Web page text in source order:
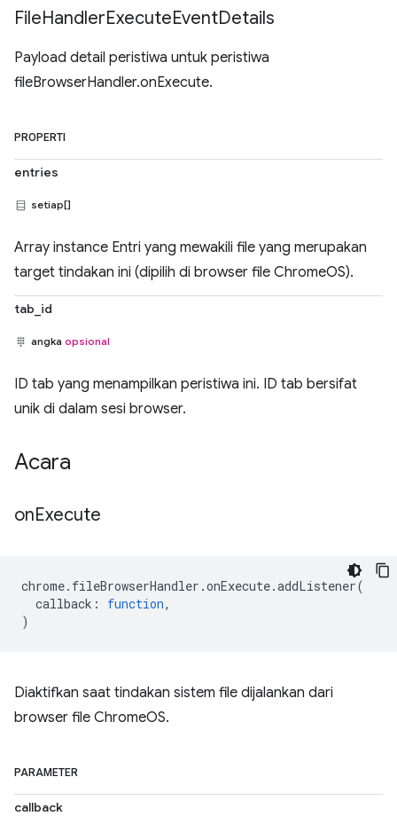
FileHandlerExecuteEventDetails
Payload detail peristiwa untuk peristiwa
fileBrowserHandler.onExecute.
PROPERTI
entries
setiap[]
Array instance Entri yang mewakili file yang merupakan
target tindakan ini (dipilih di browser file ChromeOS).
tab_id
angka opsional
ID tab yang menampilkan peristiwa ini. ID tab bersifat
unik di dalam sesi browser.
Acara
onExecute
chrome. fileBrowserHandler .onExecute.addListener(
callback : function,
)
Diaktifkan saat tindakan sistem file dijalankan dari
browser file ChromeOS.
PARAMETER
callback